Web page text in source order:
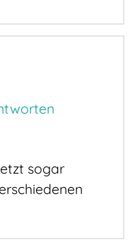
sogar